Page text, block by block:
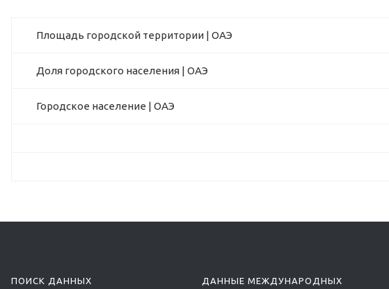
Площадь городской территории | ОАЭ
Доля городского населения | ОАЭ
Городское население | ОАЭ
ПОИСК ДАННЫХ ДАННЫЕ МЕЖДУНАРОДНЫХ